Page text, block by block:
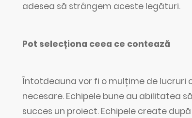
adesea să strângem aceste legături.
Pot selecționa ceea ce contează
Întotdeauna vor fi o mulțime de lucruri
necesare. Echipele bune au abilitatea
succes un proiect. Echipele create